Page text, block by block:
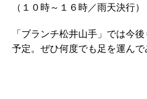
（１０時～１６時／雨天決行）
「ブランチ松井山手」では今
予定。ぜひ何度でも足を運んで